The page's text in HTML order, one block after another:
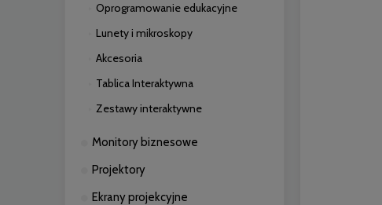
Oprogramowanie edukacyjne
Lunety i mikroskopy
Akcesoria
Tablica Interaktywna
Zestawy interaktywne
Monitory biznesowe
Projektory
Ekrany projekcyjne